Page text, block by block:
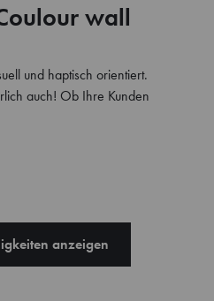
wall
und haptisch orientiert.
auch! Ob Ihre Kunden
anzeigen